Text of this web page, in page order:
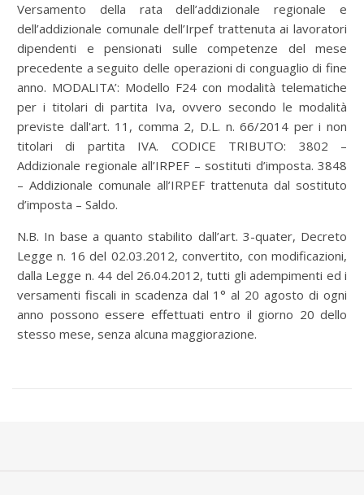
Versamento della rata dell’addizionale regionale e
dell’addizionale comunale dell’Irpef trattenuta ai lavoratori
dipendenti e pensionati sulle competenze del mese
precedente a seguito delle operazioni di conguaglio di fine
anno. MODALITA’: Modello F24 con modalità telematiche
per i titolari di partita Iva, ovvero secondo le modalità
previste dall'art. 11, comma 2, D.L. n. 66/2014 per i non
titolari di partita IVA. CODICE TRIBUTO: 3802 –
Addizionale regionale all’IRPEF – sostituti d’imposta. 3848
– Addizionale comunale all’IRPEF trattenuta dal sostituto
d’imposta – Saldo.
N.B. In base a quanto stabilito dall’art. 3-quater, Decreto
Legge n. 16 del 02.03.2012, convertito, con modificazioni,
dalla Legge n. 44 del 26.04.2012, tutti gli adempimenti ed i
versamenti fiscali in scadenza dal 1° al 20 agosto di ogni
anno possono essere effettuati entro il giorno 20 dello
stesso mese, senza alcuna maggiorazione.